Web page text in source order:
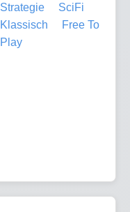
Strategie
SciFi
Klassisch
Free To
Play